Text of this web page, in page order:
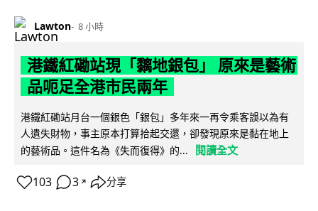
Lawton 8 小時
港鐵紅磡站現「黐地銀包」 原來是藝術
品呃足全港市民兩年
港鐵紅磡站月台一個銀色「銀包」多年來一再令乘客誤以為有
人遺失財物，事主原本打算拾起交還，卻發現原來是黏在地上
的藝術品。這件名為《失而復得》的...
閱讀全文
103 3 ↗ 分享